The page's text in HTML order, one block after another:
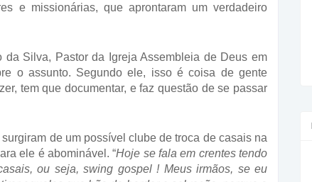
e missionárias, que aprontaram um verdadeiro
Silva, Pastor da Igreja Assembleia de Deus em
o assunto. Segundo ele, isso é coisa de gente
tem que documentar, e faz questão de se passar
de um possível clube de troca de casais na
ele é abominável. “Hoje se fala em crentes tendo
ou seja, swing gospel ! Meus irmãos, se eu